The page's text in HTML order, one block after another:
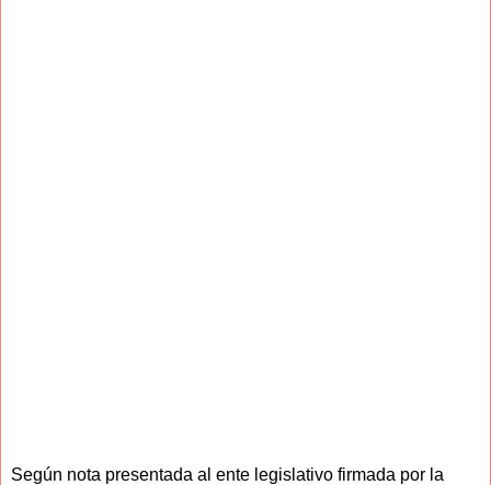
Según nota presentada al ente legislativo firmada por la